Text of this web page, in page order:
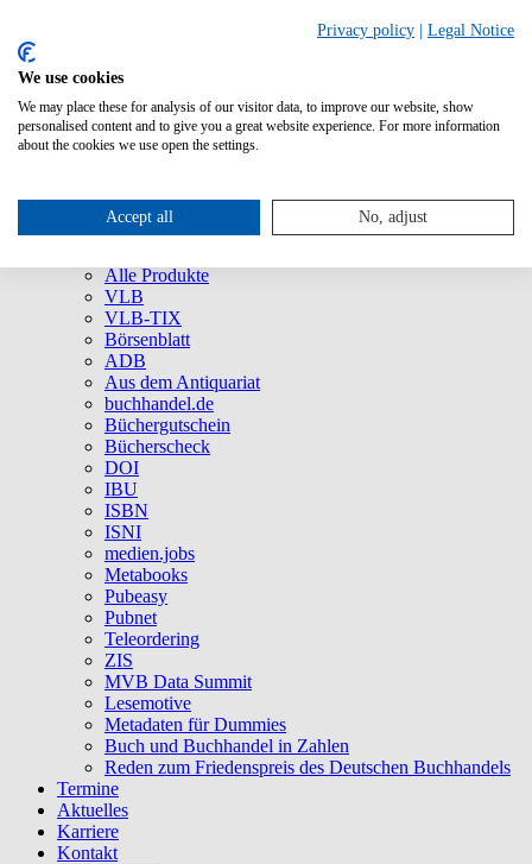
Über uns
Unternehmen
Presse
Service
Alle Produkte
VLB
VLB-TIX
Börsenblatt
ADB
Aus dem Antiquariat
buchhandel.de
Büchergutschein
Bücherscheck
DOI
IBU
ISBN
ISNI
medien.jobs
Metabooks
Pubeasy
Pubnet
Teleordering
ZIS
MVB Data Summit
Lesemotive
Metadaten für Dummies
Buch und Buchhandel in Zahlen
Reden zum Friedenspreis des Deutschen Buchhandels
Termine
Aktuelles
Karriere
Kontakt
Privacy policy Legal Notice
We use cookies
We may place these for analysis of our visitor data, to improve our website, show
personalised content and to give you a great website experience. For more information
about the cookies we use open the settings.
Accept all No, adjust